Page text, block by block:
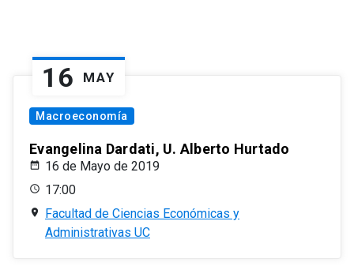
16 MAY
Macroeconomía
Evangelina Dardati, U. Alberto Hurtado
16 de Mayo de 2019
17:00
Facultad de Ciencias Económicas y
Administrativas UC